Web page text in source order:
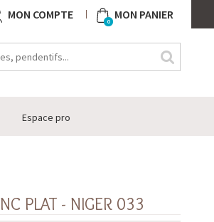
MON COMPTE 0 MON PANIER
Espace pro
PLAT - NIGER 033